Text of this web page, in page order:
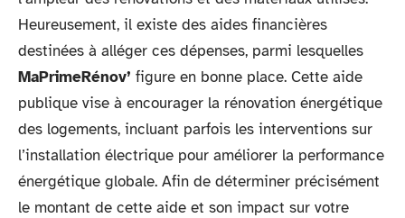
Heureusement, il existe des aides financières
destinées à alléger ces dépenses, parmi lesquelles
MaPrimeRénov’ figure en bonne place. Cette aide
publique vise à encourager la rénovation énergétique
des logements, incluant parfois les interventions sur
l’installation électrique pour améliorer la performance
énergétique globale. Afin de déterminer précisément
le montant de cette aide et son impact sur votre